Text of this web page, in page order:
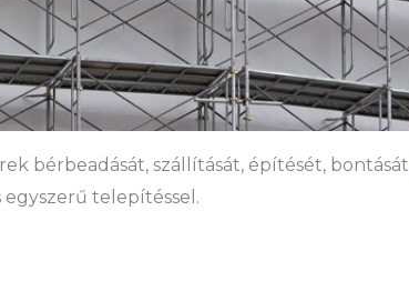
bérbeadását, szállítását, építését, bontását
telepítéssel.